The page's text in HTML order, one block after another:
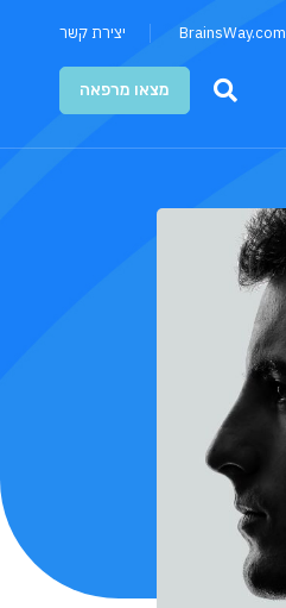
BrainsWay.com יצירת קשר
מצאו מרפאה